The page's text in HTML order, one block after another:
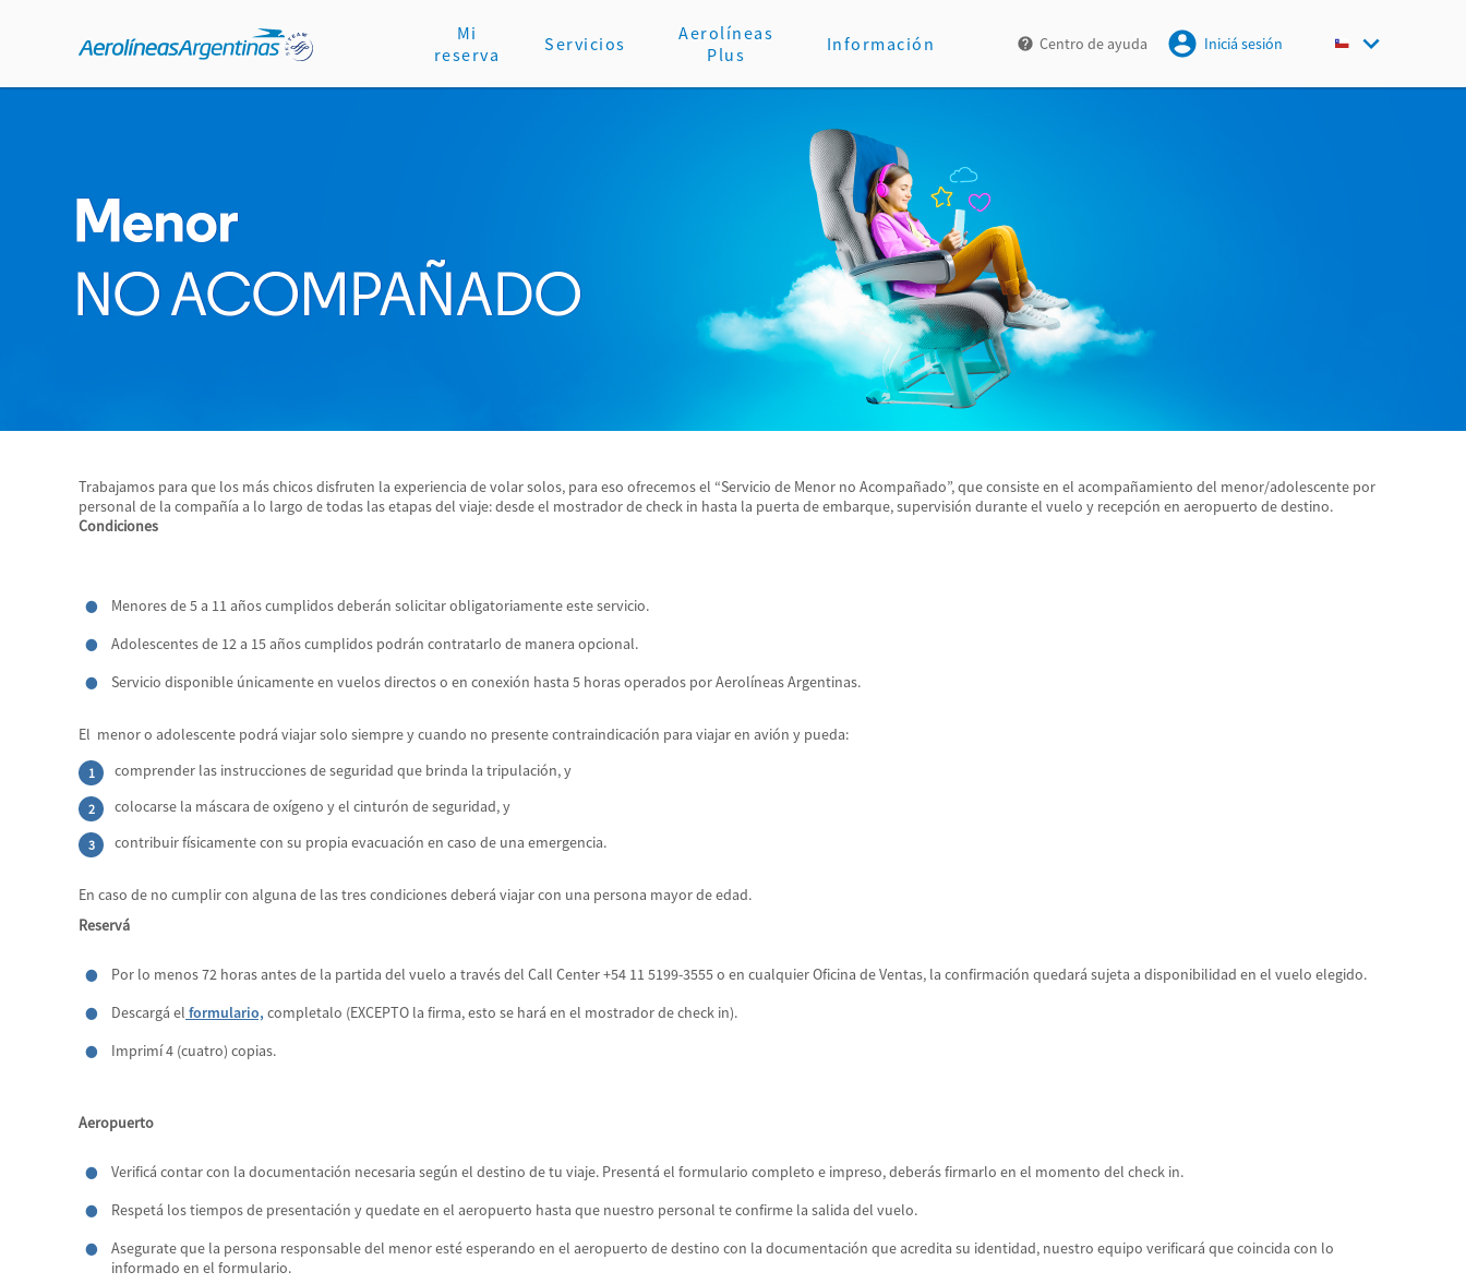
Mi
reserva
Servicios
Aerolíneas
Plus
Información Centro de ayuda Iniciá sesión
Trabajamos para que los más chicos disfruten la experiencia de volar solos, para eso ofrecemos el “Servicio de Menor no Acompañado”, que consiste en el acompañamiento del menor/adolescente por
personal de la compañía a lo largo de todas las etapas del viaje: desde el mostrador de check in hasta la puerta de embarque, supervisión durante el vuelo y recepción en aeropuerto de destino.
Condiciones
Menores de 5 a 11 años cumplidos deberán solicitar obligatoriamente este servicio.
Adolescentes de 12 a 15 años cumplidos podrán contratarlo de manera opcional.
Servicio disponible únicamente en vuelos directos o en conexión hasta 5 horas operados por Aerolíneas Argentinas.
El menor o adolescente podrá viajar solo siempre y cuando no presente contraindicación para viajar en avión y pueda:
comprender las instrucciones de seguridad que brinda la tripulación, y
colocarse la máscara de oxígeno y el cinturón de seguridad, y
contribuir físicamente con su propia evacuación en caso de una emergencia.
En caso de no cumplir con alguna de las tres condiciones deberá viajar con una persona mayor de edad.
Reservá
Por lo menos 72 horas antes de la partida del vuelo a través del Call Center +54 11 5199-3555 o en cualquier Oficina de Ventas, la confirmación quedará sujeta a disponibilidad en el vuelo elegido.
Descargá el formulario,completalo (EXCEPTO la firma, esto se hará en el mostrador de check in).
Imprimí 4 (cuatro) copias.
Aeropuerto
Verificá contar con la documentación necesaria según el destino de tu viaje. Presentá el formulario completo e impreso, deberás firmarlo en el momento del check in.
Respetá los tiempos de presentación y quedate en el aeropuerto hasta que nuestro personal te confirme la salida del vuelo.
Asegurate que la persona responsable del menor esté esperando en el aeropuerto de destino con la documentación que acredita su identidad, nuestro equipo verificará que coincida con lo
informado en el formulario.